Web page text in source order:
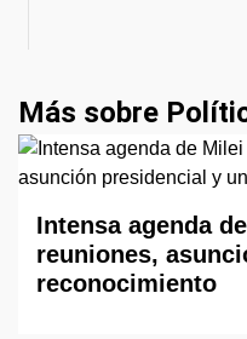
Más sobre
Intensa agenda
reuniones,
reconocimiento